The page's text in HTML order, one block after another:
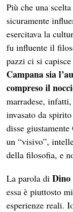
Più che una
sicuramente
esercitava la
fu influente il
pazzi ci si
Campana sia
compreso il
marradese,
invasato da
disse
un “visivo”,
della filosofia, e
La parola diDino
essa è piuttosto
esperienze reali.